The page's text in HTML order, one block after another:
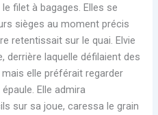
filet à bagages. Elles se
sièges au moment précis
retentissait sur le quai. Elvie
derrière laquelle défilaient des
elle préférait regarder
Elle admira
sur sa joue, caressa le grain